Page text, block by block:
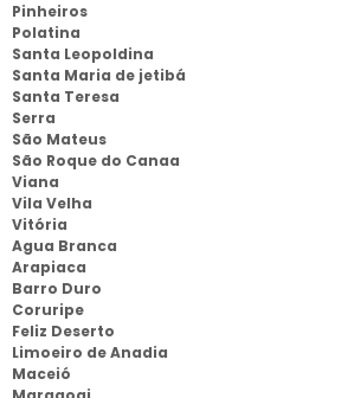
Pinheiros
Polatina
Santa Leopoldina
Santa Maria de jetibá
Santa Teresa
Serra
São Mateus
São Roque do Canaa
Viana
Vila Velha
Vitória
Agua Branca
Arapiaca
Barro Duro
Coruripe
Feliz Deserto
Limoeiro de Anadia
Maceió